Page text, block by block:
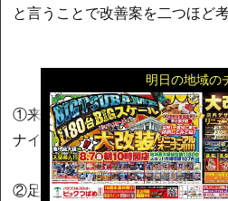
明日の地域の
と言うことで改善案を二つほど
①来店ポイントを使用して受け
ナイショだよ)時差開放抽選の導
②足繁く通っているプレミアム